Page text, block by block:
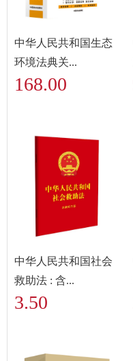
中华人民共和国生态
环境法典关...
168.00
中华人民共和国社会
救助法 : 含...
3.50